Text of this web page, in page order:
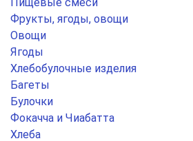
Фрукты, ягоды, овощи
Овощи
Ягоды
Хлебобулочные изделия
Багеты
Булочки
Фокачча и Чиабатта
Хлеба